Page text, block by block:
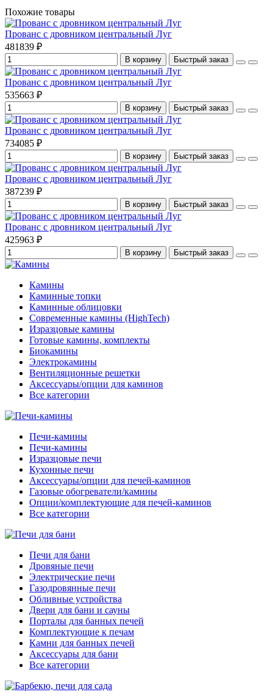
Похожие товары
Прованс с дровником центральный Луг
481839 ₽
В корзину Быстрый заказ
Прованс с дровником центральный Луг
535663 ₽
В корзину Быстрый заказ
Прованс с дровником центральный Луг
734085 ₽
В корзину Быстрый заказ
Прованс с дровником центральный Луг
387239 ₽
В корзину Быстрый заказ
Прованс с дровником центральный Луг
425963 ₽
В корзину Быстрый заказ
Камины
Каминные топки
Каминные облицовки
Современные камины (HighTech)
Изразцовые камины
Готовые камины, комплекты
Биокамины
Электрокамины
Вентиляционные решетки
Аксессуары/опции для каминов
Все категории
Печи-камины
Печи-камины
Изразцовые печи
Кухонные печи
Аксессуары/опции для печей-каминов
Газовые обогреватели/камины
Опции/комплектующие для печей-каминов
Все категории
Печи для бани
Дровяные печи
Электрические печи
Газодровянные печи
Обливные устройства
Двери для бани и сауны
Порталы для банных печей
Комплектующие к печам
Камни для банных печей
Аксессуары для бани
Все категории